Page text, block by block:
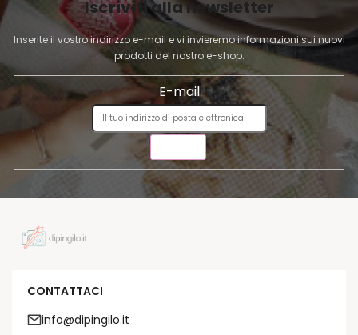
e
n
c
o
N
A
Iscriviti alla newsletter
Inserite il vostro indirizzo e-mail e vi invieremo informazioni sui nuovi
prodotti del nostro e-shop.
E-mail
CONTATTACI
info@dipingilo.it